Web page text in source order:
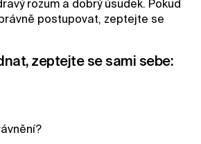
rozum a dobrý úsudek. Pokud
postupovat, zeptejte se
zeptejte se sami sebe: